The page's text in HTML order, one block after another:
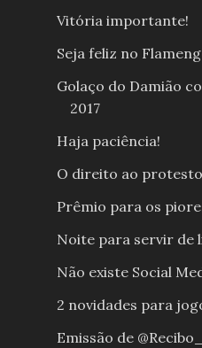
Vitória importante!
Seja feliz no
Golaço do Damião
2017
Haja paciência!
O direito ao
Prêmio para os
Noite para servir de
Não existe Social
2 novidades para
Emissão de